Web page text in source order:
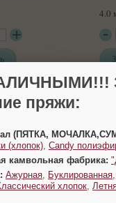
4.0
5.5
пряжи:
(ПЯТКА,
(хлопок) Candy
камвольная фабрика:
Ажурная Буклированная
хлопок